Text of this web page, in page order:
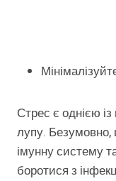
Стрес є однією
лупу.
імунну систему
боротися з